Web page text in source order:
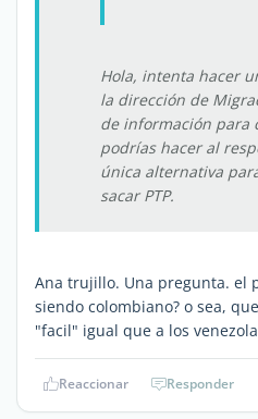
Hola, intenta hacer
la dirección de
de información para
podrías hacer al
única alternativa
sacar PTP.
Ana trujillo. Una pregunta. el
siendo colombiano? o sea,
"facil" igual que a los
Reaccionar Responder